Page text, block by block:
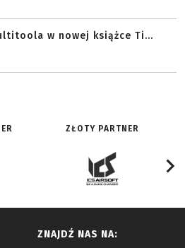
w nowej książce Ti...
ZŁOTY PARTNER
ZNAJDŹ NAS NA: